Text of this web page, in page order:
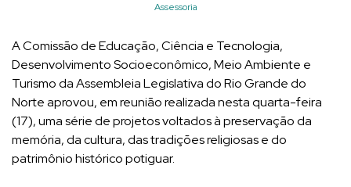
Assessoria
A Comissão de Educação, Ciência e Tecnologia,
Desenvolvimento Socioeconômico, Meio Ambiente e
Turismo da Assembleia Legislativa do Rio Grande do
Norte aprovou, em reunião realizada nesta quarta-feira
(17), uma série de projetos voltados à preservação da
memória, da cultura, das tradições religiosas e do
patrimônio histórico potiguar.